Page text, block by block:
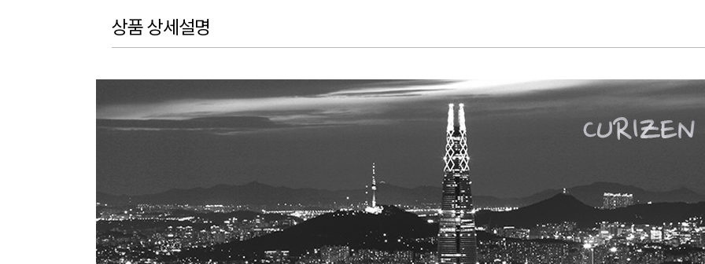
상품 상세설명